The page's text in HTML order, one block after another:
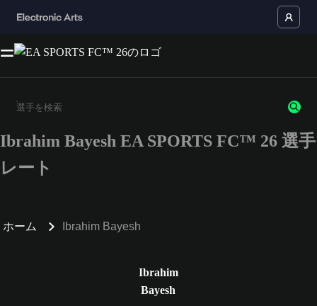
3文字以上の文字または数字を入力してください。
Ibrahim Bayesh EA SPORTS FC™ 26 選手
レート
ホーム Ibrahim Bayesh
Ibrahim
Bayesh